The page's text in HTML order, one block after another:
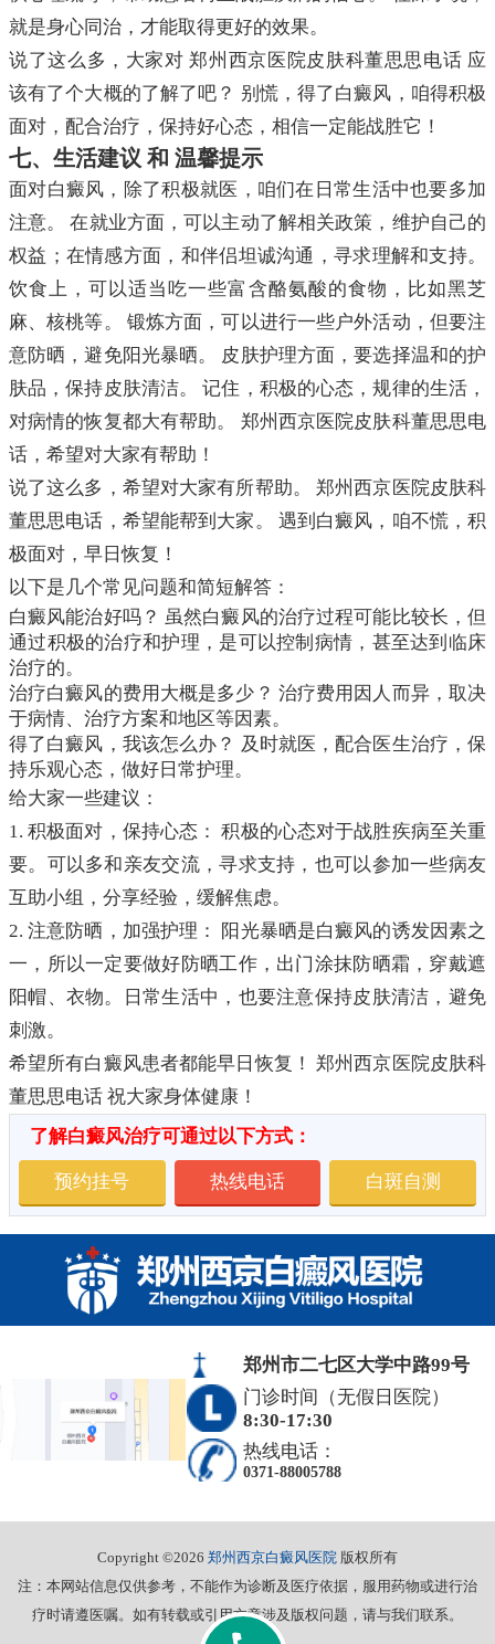
就是身心同治，才能取得更好的效果。
说了这么多，大家对 郑州西京医院皮肤科董思思电话 应
该有了个大概的了解了吧？ 别慌，得了白癜风，咱得积极
面对，配合治疗，保持好心态，相信一定能战胜它！
七、生活建议 和 温馨提示
面对白癜风，除了积极就医，咱们在日常生活中也要多加
注意。 在就业方面，可以主动了解相关政策，维护自己的
权益；在情感方面，和伴侣坦诚沟通，寻求理解和支持。
饮食上，可以适当吃一些富含酪氨酸的食物，比如黑芝
麻、核桃等。 锻炼方面，可以进行一些户外活动，但要注
意防晒，避免阳光暴晒。 皮肤护理方面，要选择温和的护
肤品，保持皮肤清洁。 记住，积极的心态，规律的生活，
对病情的恢复都大有帮助。 郑州西京医院皮肤科董思思电
话，希望对大家有帮助！
说了这么多，希望对大家有所帮助。 郑州西京医院皮肤科
董思思电话，希望能帮到大家。 遇到白癜风，咱不慌，积
极面对，早日恢复！
以下是几个常见问题和简短解答：
白癜风能治好吗？ 虽然白癜风的治疗过程可能比较长，但
通过积极的治疗和护理，是可以控制病情，甚至达到临床
治疗的。
治疗白癜风的费用大概是多少？ 治疗费用因人而异，取决
于病情、治疗方案和地区等因素。
得了白癜风，我该怎么办？ 及时就医，配合医生治疗，保
持乐观心态，做好日常护理。
给大家一些建议：
1. 积极面对，保持心态： 积极的心态对于战胜疾病至关重
要。可以多和亲友交流，寻求支持，也可以参加一些病友
互助小组，分享经验，缓解焦虑。
2. 注意防晒，加强护理： 阳光暴晒是白癜风的诱发因素之
一，所以一定要做好防晒工作，出门涂抹防晒霜，穿戴遮
阳帽、衣物。日常生活中，也要注意保持皮肤清洁，避免
刺激。
希望所有白癜风患者都能早日恢复！ 郑州西京医院皮肤科
董思思电话 祝大家身体健康！
了解白癜风治疗可通过以下方式：
预约挂号 热线电话 白斑自测
郑州市二七区大学中路99号
门诊时间（无假日医院）
8:30-17:30
热线电话：
0371-88005788
Copyright ©2026 郑州西京白癜风医院 版权所有
注：本网站信息仅供参考，不能作为诊断及医疗依据，服用药物或进行治
疗时请遵医嘱。如有转载或引用文章涉及版权问题，请与我们联系。